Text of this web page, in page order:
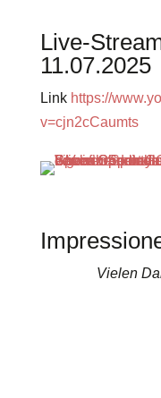
Live-
11.07.2025
Link https://
v=cjn2cCaumts
Vielen